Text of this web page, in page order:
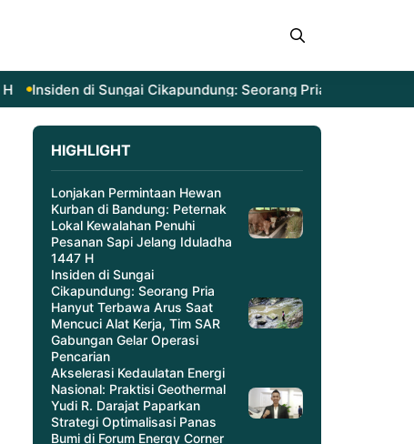
Insiden di Sungai Cikapundung: Seorang Pria Hanyut
HIGHLIGHT
Lonjakan Permintaan Hewan
Kurban di Bandung: Peternak
Lokal Kewalahan Penuhi
Pesanan Sapi Jelang Iduladha
1447 H
Insiden di Sungai
Cikapundung: Seorang Pria
Hanyut Terbawa Arus Saat
Mencuci Alat Kerja, Tim SAR
Gabungan Gelar Operasi
Pencarian
Akselerasi Kedaulatan Energi
Nasional: Praktisi Geothermal
Yudi R. Darajat Paparkan
Strategi Optimalisasi Panas
Bumi di Forum Energy Corner